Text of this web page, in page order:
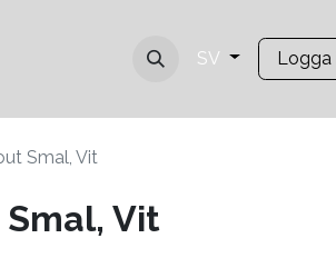
SV Logga
Smal, Vit
Vit